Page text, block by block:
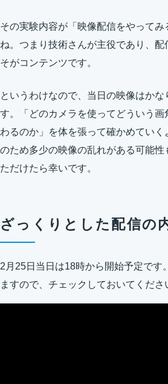
その実験内容が「映像配信をやって
ね。つまり技術さんが主役であり、配
そがコンテンツです。
というわけなので、当日の映像はかな
す。「どのカメラを使ってどういう
わるのか」を体を張って確かめてい
のため多少の映像の乱れがある可能
ただけたら幸いです。
ざっくりとした配信の
2月25日当日は18時から開始予定です
ますので、チェックしておいてくださ